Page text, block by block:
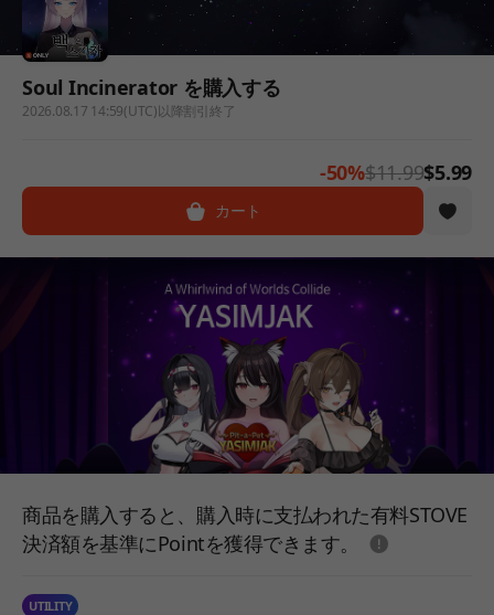
Soul Incinerator を購入する
2026.08.17 14:59(UTC)以降割引終了
-50%$11.99$5.99
カート
商品を購入すると、購入時に支払われた有料STOVE
決済額を基準にPointを獲得できます。
도움말
UTILITY